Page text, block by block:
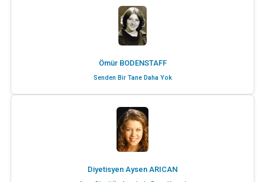
Ömür BODENSTAFF
Senden Bir Tane Daha Yok
Diyetisyen Aysen ARICAN